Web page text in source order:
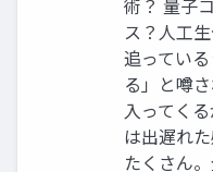
術？ 量子
ス？人工
追ってい
る」と噂
入ってく
は出遅れ
たくさん